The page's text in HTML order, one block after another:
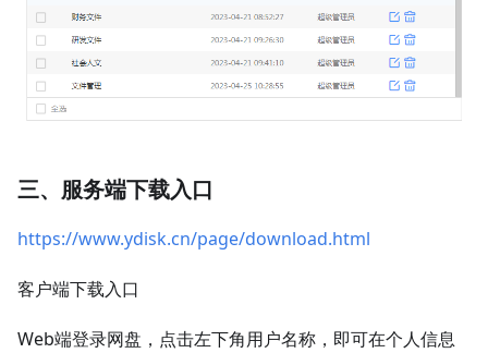
三、服务端下载入口
https://www.ydisk.cn/page/download.html
客户端下载入口
Web端登录网盘，点击左下角用户名称，即可在个人信息